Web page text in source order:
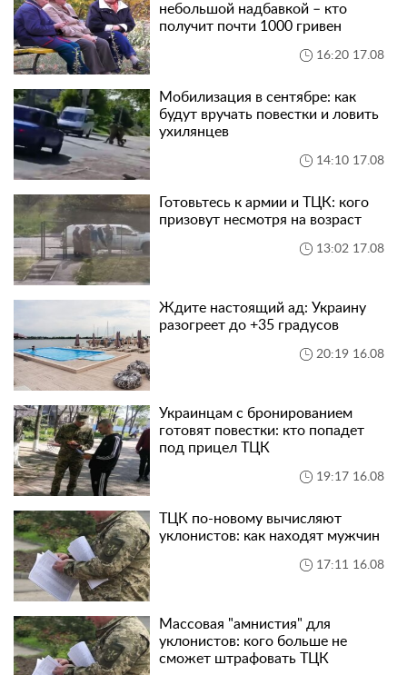
небольшой надбавкой – кто
получит почти 1000 гривен
16:20 17.08
Мобилизация в сентябре: как
будут вручать повестки и ловить
ухилянцев
14:10 17.08
Готовьтесь к армии и ТЦК: кого
призовут несмотря на возраст
13:02 17.08
Ждите настоящий ад: Украину
разогреет до +35 градусов
20:19 16.08
Украинцам с бронированием
готовят повестки: кто попадет
под прицел ТЦК
19:17 16.08
ТЦК по-новому вычисляют
уклонистов: как находят мужчин
17:11 16.08
Массовая "амнистия" для
уклонистов: кого больше не
сможет штрафовать ТЦК